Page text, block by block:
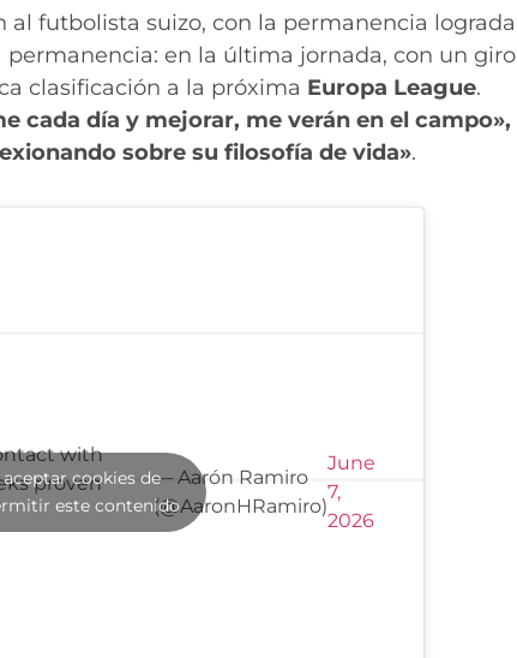
futbolista suizo, con la permanencia lograda
en la última jornada, con un giro
clasificación a la próxima Europa League.
cada día y mejorar, me verán en el campo»,
sobre su filosofía de vida».
with
proven
— Aarón Ramiro
(@AaronHRamiro)
June
7,
2026
cookies de
este contenido